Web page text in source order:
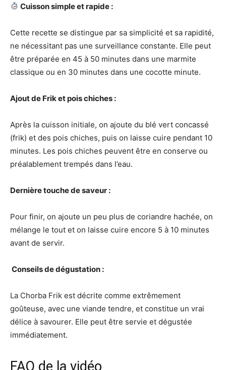
Cuisson simple et rapide :
Cette recette se distingue par sa simplicité et sa rapidité,
ne nécessitant pas une surveillance constante. Elle peut
être préparée en 45 à 50 minutes dans une marmite
classique ou en 30 minutes dans une cocotte minute.
Ajout de Frik et pois chiches :
Après la cuisson initiale, on ajoute du blé vert concassé
(frik) et des pois chiches, puis on laisse cuire pendant 10
minutes. Les pois chiches peuvent être en conserve ou
préalablement trempés dans l’eau.
Dernière touche de saveur :
Pour finir, on ajoute un peu plus de coriandre hachée, on
mélange le tout et on laisse cuire encore 5 à 10 minutes
avant de servir.
‍ Conseils de dégustation :
La Chorba Frik est décrite comme extrêmement
goûteuse, avec une viande tendre, et constitue un vrai
délice à savourer. Elle peut être servie et dégustée
immédiatement.
FAQ de la vidéo